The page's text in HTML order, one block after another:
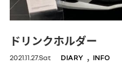
ドリンクホルダー
2021.11.27.Sat DIARY , INFO